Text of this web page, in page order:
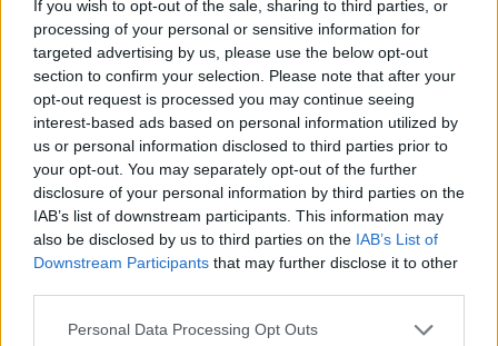
If you wish to opt-out of the sale, sharing to third parties, or
processing of your personal or sensitive information for
targeted advertising by us, please use the below opt-out
section to confirm your selection. Please note that after your
opt-out request is processed you may continue seeing
interest-based ads based on personal information utilized by
us or personal information disclosed to third parties prior to
your opt-out. You may separately opt-out of the further
disclosure of your personal information by third parties on the
IAB’s list of downstream participants. This information may
also be disclosed by us to third parties on the IAB’s List of
Downstream Participants that may further disclose it to other
Personal Data Processing Opt Outs
Kriminalai
Niekšui panižo rankos:
sumušė sugyventinę, o
vėliau ir jos nepilnametę
dukrą(2)
Kriminalai
Traukia it bites prie
medaus: kurorte vėl
ištuštino žaidimų
automatus(1)
Kriminalai Kriminalai